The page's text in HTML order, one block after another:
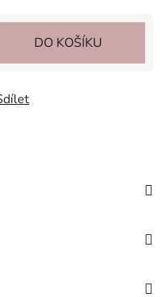
DO KOŠÍKU